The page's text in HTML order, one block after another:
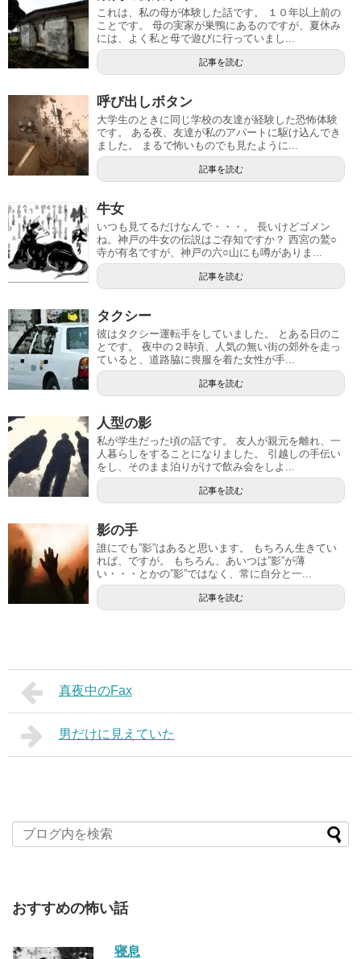
これは、私の母が体験した話です。 １０年以上前の
ことです。 母の実家が巣鴨にあるのですが、夏休み
には、よく私と母で遊びに行っていまし...
記事を読む
呼び出しボタン
大学生のときに同じ学校の友達が経験した恐怖体験
です。 ある夜、友達が私のアパートに駆け込んでき
ました。 まるで怖いものでも見たように...
記事を読む
牛女
いつも見てるだけなんで・・・。 長いけどゴメン
ね。神戸の牛女の伝説はご存知ですか？ 西宮の鷲○
寺が有名ですが、神戸の六○山にも噂がありま...
記事を読む
タクシー
彼はタクシー運転手をしていました。 とある日のこ
とです。 夜中の２時頃、人気の無い街の郊外を走っ
ていると、道路脇に喪服を着た女性が手...
記事を読む
人型の影
私が学生だった頃の話です。 友人が親元を離れ、一
人暮らしをすることになりました。 引越しの手伝い
をし、そのまま泊りがけで飲み会をしよ...
記事を読む
影の手
誰にでも”影”はあると思います。 もちろん生きてい
れば、ですが。 もちろん、あいつは”影”が薄
い・・・とかの”影”ではなく、常に自分と一...
記事を読む
真夜中のFax
男だけに見えていた
おすすめの怖い話
寝息